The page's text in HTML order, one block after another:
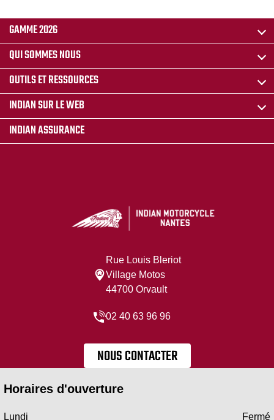
GAMME 2026
QUI SOMMES NOUS
OUTILS ET RESSOURCES
INDIAN SUR LE WEB
INDIAN ASSURANCE
Rue Louis Bleriot
Village Motos
44700 Orvault
02 40 63 96 96
NOUS CONTACTER
Horaires d'ouverture
Lundi Fermé